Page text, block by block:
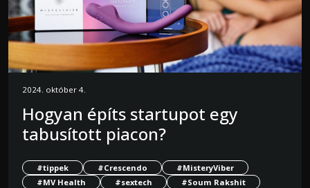
2024. október 4.
Hogyan építs startupot egy
tabusított piacon?
#tippek #Crescendo
#MisteryViber
#MV Health
#sextech
#Soum Rakshit